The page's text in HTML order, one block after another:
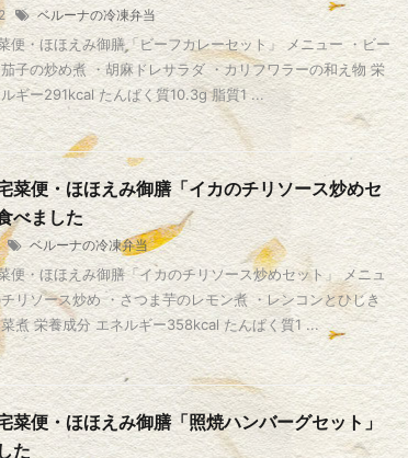
ベルーナの冷凍弁当
便・ほほえみ御膳「ビーフカレーセット」 メニュー ・ビー
子の炒め煮 ・胡麻ドレサラダ ・カリフワラーの和え物 栄
ギー291kcal たんぱく質10.3g 脂質1 ...
菜便・ほほえみ御膳「イカのチリソース炒めセ
べました
ベルーナの冷凍弁当
便・ほほえみ御膳「イカのチリソース炒めセット」 メニュ
リソース炒め ・さつま芋のレモン煮 ・レンコンとひじき
煮 栄養成分 エネルギー358kcal たんぱく質1 ...
菜便・ほほえみ御膳「照焼ハンバーグセット」
た